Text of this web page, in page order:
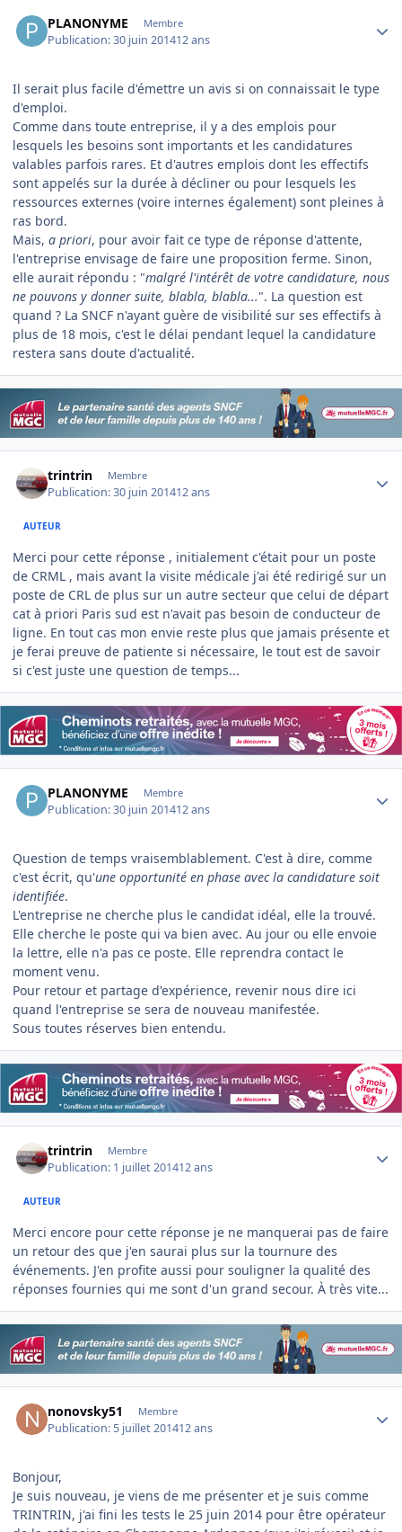
PLANONYME Membre
Publication:30 juin 201412 ans
Il serait plus facile d'émettre un avis si on connaissait le type
d'emploi.
Comme dans toute entreprise, il y a des emplois pour
lesquels les besoins sont importants et les candidatures
valables parfois rares. Et d'autres emplois dont les effectifs
sont appelés sur la durée à décliner ou pour lesquels les
ressources externes (voire internes également) sont pleines à
ras bord.
Mais, a priori, pour avoir fait ce type de réponse d'attente,
l'entreprise envisage de faire une proposition ferme. Sinon,
elle aurait répondu : "malgré l'intérêt de votre candidature, nous
ne pouvons y donner suite, blabla, blabla...". La question est
quand ? La SNCF n'ayant guère de visibilité sur ses effectifs à
plus de 18 mois, c'est le délai pendant lequel la candidature
restera sans doute d'actualité.
trintrin Membre
Publication:30 juin 201412 ans
AUTEUR
Merci pour cette réponse , initialement c'était pour un poste
de CRML , mais avant la visite médicale j'ai été redirigé sur un
poste de CRL de plus sur un autre secteur que celui de départ
cat à priori Paris sud est n'avait pas besoin de conducteur de
ligne. En tout cas mon envie reste plus que jamais présente et
je ferai preuve de patiente si nécessaire, le tout est de savoir
si c'est juste une question de temps...
PLANONYME Membre
Publication:30 juin 201412 ans
Question de temps vraisemblablement. C'est à dire, comme
c'est écrit, qu'une opportunité en phase avec la candidature soit
identifiée.
L'entreprise ne cherche plus le candidat idéal, elle la trouvé.
Elle cherche le poste qui va bien avec. Au jour ou elle envoie
la lettre, elle n'a pas ce poste. Elle reprendra contact le
moment venu.
Pour retour et partage d'expérience, revenir nous dire ici
quand l'entreprise se sera de nouveau manifestée.
Sous toutes réserves bien entendu.
trintrin Membre
Publication: 1 juillet 201412 ans
AUTEUR
Merci encore pour cette réponse je ne manquerai pas de faire
un retour des que j'en saurai plus sur la tournure des
événements. J'en profite aussi pour souligner la qualité des
réponses fournies qui me sont d'un grand secour. À très vite...
nonovsky51 Membre
Publication: 5 juillet 201412 ans
Bonjour,
Je suis nouveau, je viens de me présenter et je suis comme
TRINTRIN, j'ai fini les tests le 25 juin 2014 pour être opérateur